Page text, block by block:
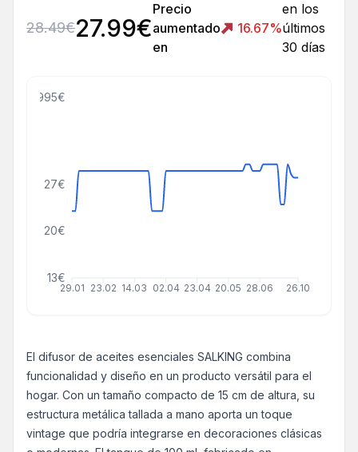
28.49€27.99€
Precio
aumentado
en
16.67%
en los
últimos
30 días
29.01 23.02 14.03 02.04 23.04 20.05 28.06 26.10
13€
20€
27€
El difusor de aceites esenciales SALKING combina
funcionalidad y diseño en un producto versátil para el
hogar. Con un tamaño compacto de 15 cm de altura, su
estructura metálica tallada a mano aporta un toque
vintage que podría integrarse en decoraciones clásicas